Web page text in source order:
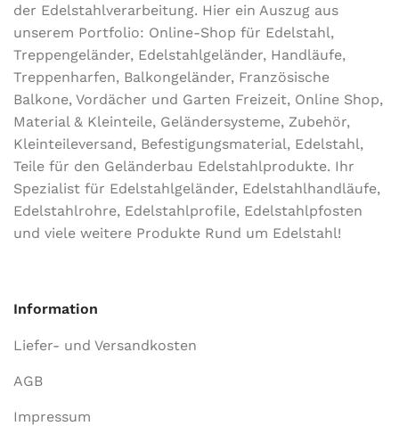
der Edel­stahl­ver­arbeitung. Hier ein Auszug aus
unserem Portfolio: Online-Shop für Edelstahl,
Treppengeländer, Edelstahlgeländer, Handläufe,
Treppenharfen, Balkongeländer, Französische
Balkone, Vordächer und Garten Freizeit, Online Shop,
Material & Kleinteile, Geländersysteme, Zubehör,
Kleinteileversand, Befestigungsmaterial, Edelstahl,
Teile für den Geländerbau Edelstahlprodukte. Ihr
Spezialist für Edelstahlgeländer, Edelstahlhandläufe,
Edelstahlrohre, Edelstahlprofile, Edelstahlpfosten
und viele weitere Produkte Rund um Edelstahl!
Information
Liefer- und Versandkosten
AGB
Impressum